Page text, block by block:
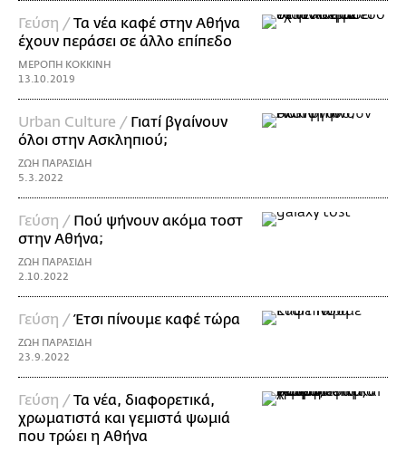
Γεύση /Τα νέα καφέ στην Αθήνα
έχουν περάσει σε άλλο επίπεδο
ΜΕΡΟΠΗ ΚΟΚΚΙΝΗ
13.10.2019
Urban Culture / Γιατί βγαίνουν
όλοι στην Ασκληπιού;
ΖΩΗ ΠΑΡΑΣΙΔΗ
5.3.2022
Γεύση / Πού ψήνουν ακόμα τοστ
στην Αθήνα;
ΖΩΗ ΠΑΡΑΣΙΔΗ
2.10.2022
Γεύση /Έτσι πίνουμε καφέ τώρα
ΖΩΗ ΠΑΡΑΣΙΔΗ
23.9.2022
Γεύση /Τα νέα, διαφορετικά,
χρωματιστά και γεμιστά ψωμιά
που τρώει η Αθήνα